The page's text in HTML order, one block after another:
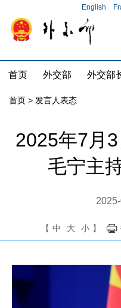
English
首页 外交部 外交部
首页 > 发言人表态
2025年7月
毛宁主
【 中 大 小 】